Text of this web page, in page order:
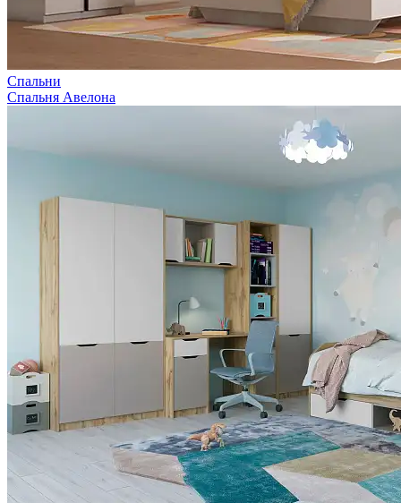
Спальни
Спальня Авелона